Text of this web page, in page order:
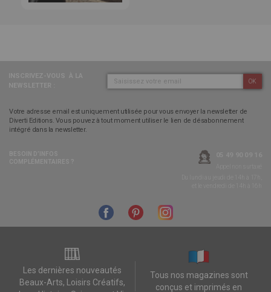
OK
Votre adresse email est uniquement utilisée pour vous envoyer la newsletter de
Diverti Editions. Vous pouvez à tout moment utiliser le lien de désabonnement
intégré dans la newsletter.
Les dernières nouveautés
Beaux-Arts, Loisirs Créatifs,
Tous nos magazines sont
conçus et imprimés en